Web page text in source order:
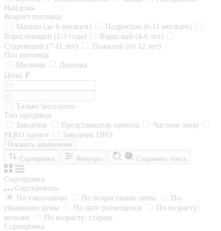
Найдены
Возраст питомца
Малыш (до 6 месяцев)
Подросток (6-11 месяцев)
Взрослеющий (1-3 года)
Взрослый (4-6 лет)
Стареющий (7-11 лет)
Пожилой (от 12 лет)
Пол питомца
Мальчик
Девочка
Цена, ₽
Только бесплатно
Тип продавца
Заводчик
Представитель приюта
Частное лицо
РЕКО приют
Заводчик ПРО
Показать объявления
Сортировка
Фильтры Сохранить поиск
Сортировка
Сортировать
По умолчанию
По возрастанию цены
По
убыванию цены
По дате размещения
По возрасту:
моложе
По возрасту: старше
Сортировка